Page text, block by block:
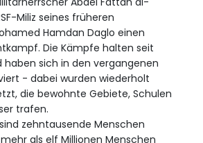
Miliz seines früheren
Hamdan Daglo einen
Die Kämpfe halten seit
haben sich in den vergangenen
- dabei wurden wiederholt
die bewohnte Gebiete, Schulen
trafen.
zehntausende Menschen
als elf Millionen Menschen